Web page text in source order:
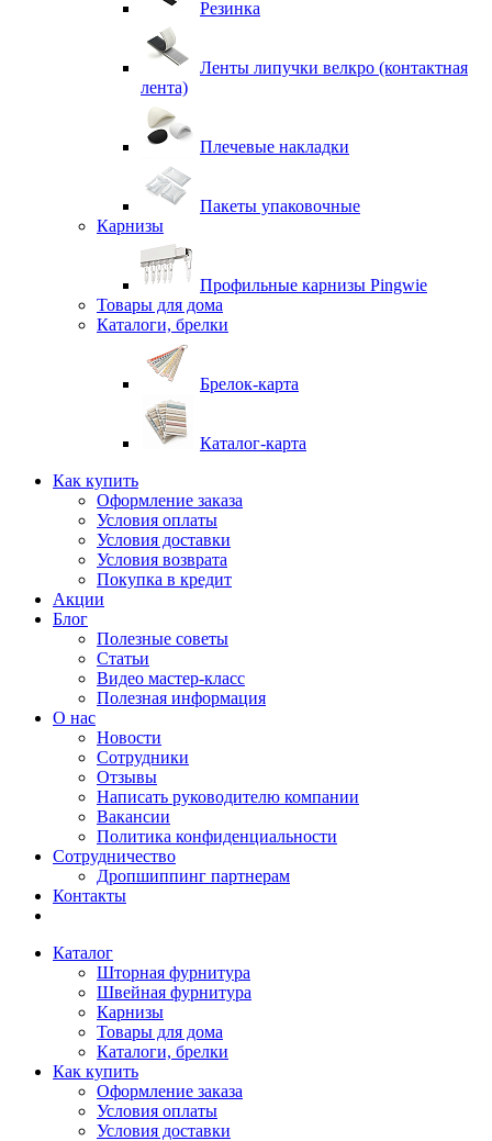
Резинка
Ленты липучки велкро (контактная
лента)
Плечевые накладки
Пакеты упаковочные
Карнизы
Профильные карнизы Pingwie
Товары для дома
Каталоги, брелки
Брелок-карта
Каталог-карта
Как купить
Оформление заказа
Условия оплаты
Условия доставки
Условия возврата
Покупка в кредит
Акции
Блог
Полезные советы
Статьи
Видео мастер-класс
Полезная информация
О нас
Новости
Сотрудники
Отзывы
Написать руководителю компании
Вакансии
Политика конфиденциальности
Сотрудничество
Дропшиппинг партнерам
Контакты
Каталог
Шторная фурнитура
Швейная фурнитура
Карнизы
Товары для дома
Каталоги, брелки
Как купить
Оформление заказа
Условия оплаты
Условия доставки